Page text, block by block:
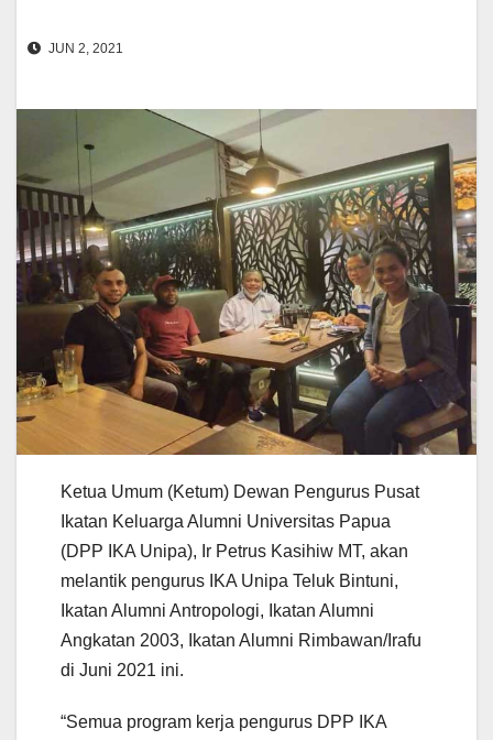
JUN 2, 2021
Ketua Umum (Ketum) Dewan Pengurus Pusat
Ikatan Keluarga Alumni Universitas Papua
(DPP IKA Unipa), Ir Petrus Kasihiw MT, akan
melantik pengurus IKA Unipa Teluk Bintuni,
Ikatan Alumni Antropologi, Ikatan Alumni
Angkatan 2003, Ikatan Alumni Rimbawan/Irafu
di Juni 2021 ini.
“Semua program kerja pengurus DPP IKA